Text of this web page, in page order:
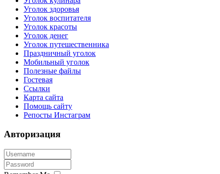
Уголок здоровья
Уголок воспитателя
Уголок красоты
Уголок денег
Уголок путешественника
Праздничный уголок
Мобильный уголок
Полезные файлы
Гостевая
Ссылки
Карта сайта
Помощь сайту
Репосты Инстаграм
Авторизация